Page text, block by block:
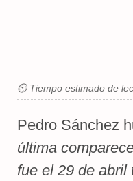
⏲ Tiempo estimado de
Pedro Sánchez
última
fue el 29 de abril